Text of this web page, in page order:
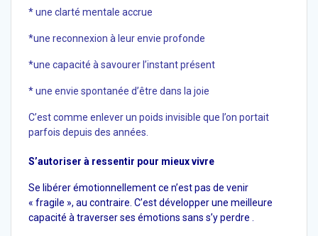
* une clarté mentale accrue
*une reconnexion à leur envie profonde
*une capacité à savourer l’instant présent
* une envie spontanée d’être dans la joie
C’est comme enlever un poids invisible que l’on portait
parfois depuis des années.
S’autoriser à ressentir pour mieux vivre
Se libérer émotionnellement ce n’est pas de venir
« fragile », au contraire. C’est développer une meilleure
capacité à traverser ses émotions sans s’y perdre .